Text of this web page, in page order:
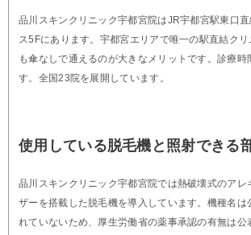
品川スキンクリニック宇都宮院はJR宇都宮駅東口
ス5Fにあります。宇都宮エリアで唯一の駅直結ク
も傘なしで通えるのが大きなメリットです。診療
す。全国23院を展開しています。
使用している脱毛機と照射できる
品川スキンクリニック宇都宮院では熱破壊式のアレ
ザーを搭載した脱毛機を導入しています。機種名は
れていないため、厚生労働省の薬事承認の有無は公